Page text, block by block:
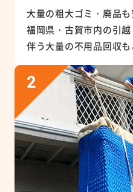
大量の粗大ゴミ・廃品
福岡県・古賀市内の引
伴う大量の不用品回収も